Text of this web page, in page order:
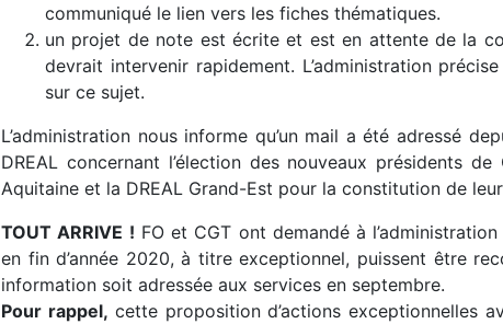
communiqué le lien vers les fiches thématiques.
un projet de note est écrite et est en attente de la
devrait intervenir rapidement. L’administration
sur ce sujet.
L’administration nous informe qu’un mail a été adressé
DREAL concernant l’élection des nouveaux présidents de
Aquitaine et la DREAL Grand-Est pour la constitution de
TOUT ARRIVE ! FO et CGT ont demandé à
en fin d’année 2020, à titre exceptionnel, puissent être
information soit adressée aux services en septembre.
Pour rappel, cette proposition d’actions exceptionnelles